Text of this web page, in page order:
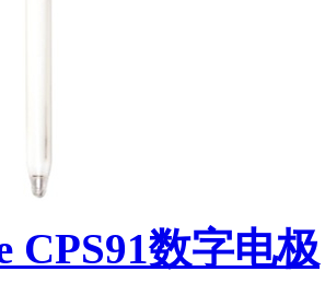
CPS91数字电极